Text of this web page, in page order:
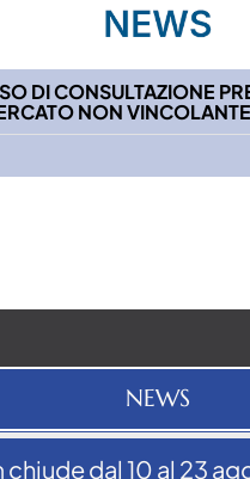
DI CONSULTAZIONE
NON VINCOLANTE
NEWS
dal 10 al 23